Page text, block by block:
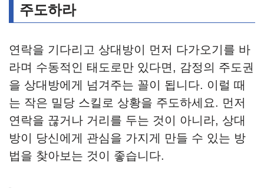
주도하라
연락을 기다리고 상대방이 먼저 다가오기를 바
라며 수동적인 태도로만 있다면, 감정의 주도권
을 상대방에게 넘겨주는 꼴이 됩니다. 이럴 때
는 작은 밀당 스킬로 상황을 주도하세요. 먼저
연락을 끊거나 거리를 두는 것이 아니라, 상대
방이 당신에게 관심을 가지게 만들 수 있는 방
법을 찾아보는 것이 좋습니다.